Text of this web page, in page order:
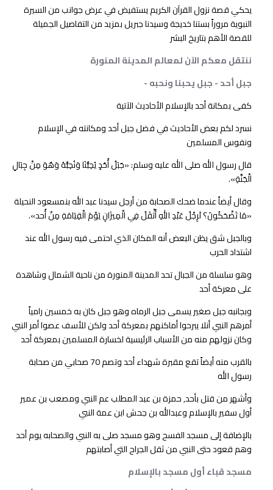
يحكي قصة نزول القرآن الكريم يستفيض في عرض جوانب من السيرة
النبوية مروراً بستنا خديجة وسيدنا جبريل بمزيد من التفاصيل الجميلة
للقصة الأهم بتاريخ البشر
ننتقل معكم الآن لمعالم المدينة المنورة
جبل أحد - جبل يحبنا ونحبه -
كفى بمكانة أحد بالإسلام الأحاديث الآتية
نسرد لكم بعض الأحاديث في فضل جبل أحد ومكانته في الإسلام
ونفوس المسلمين
قال رسول الله صلى الله عليه وسلم: «جَبَلُ أُحُدٍ يُحِبُّنَا وَنُحِبُّهُ وَهُوَ مِنْ جِبَالِ
الْجَنَّةِ».
وقال أيضاً عندما ضحك الصحابة من أرجل سيدنا عبد الله بنمسعود النحيلة
«مَا تَضْحَكُونَ؟ لَرِجْلُ عَبْدِ اللهِ أَثْقَلُ فِي الْمِيزَانِ يَوْمَ الْقِيَامَةِ مِنْ أُحد».
وبالجبل شق يظن البعض أنه المكان الذي احتمى فيه رسول الله عند
اشتداد الحرب
وهو سلسلة من الجبال تحد المدينة المنورة من ناحية الشمال وشاهدة
على معركة أحد
وبجانبه جبل صغير يسمى جبل الرماه وهو جبل كان به خمسين رامياً
أمرهم النبي أنلا يبرحوا أماكنهم بمعركة أحد ولكن للأسف عصوا أمر النبي
وكان نزولهم منه من الأسباب الرئيسية لخسارة المسلمين بمعركة أحد
بالقرب منه أيضاً تقع مقبرة شهداء أحد وتصم 70 صحابي من صحابة
رسول الله
وأشهر من قتل بأحد, حمزة بن عبد المطلب عم النبي ومصعب بن عمير
أول سفير بالإسلام وعبدالله بن جحش ابن عمة النبي
بالإضافة إلى مسجد الفسح وهو مسجد صلى به النبي والصحابه يوم أحد
وهم قعود حتى النبي من ثقل الجراح التي أصابتهم
مسجد قباء أول مسجد بالإسلام